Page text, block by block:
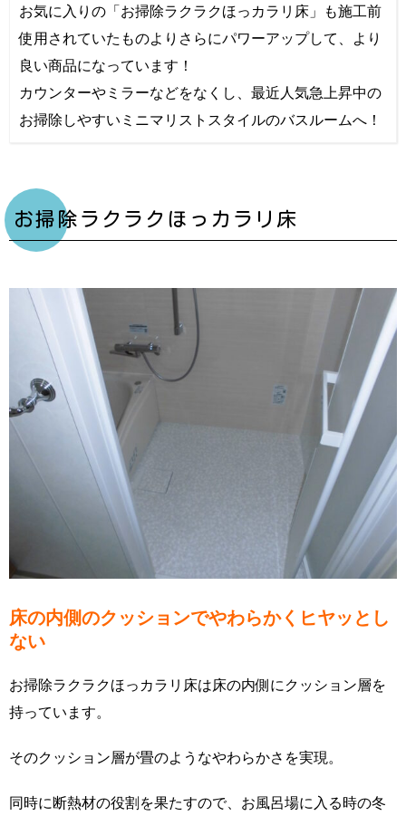
お気に入りの「お掃除ラクラクほっカラリ床」も施工前
使用されていたものよりさらにパワーアップして、より
良い商品になっています！
カウンターやミラーなどをなくし、最近人気急上昇中の
お掃除しやすいミニマリストスタイルのバスルームへ！
お掃除ラクラクほっカラリ床
床の内側のクッションでやわらかくヒヤッとし
ない
お掃除ラクラクほっカラリ床は床の内側にクッション層を
持っています。
そのクッション層が畳のようなやわらかさを実現。
同時に断熱材の役割を果たすので、お風呂場に入る時の冬